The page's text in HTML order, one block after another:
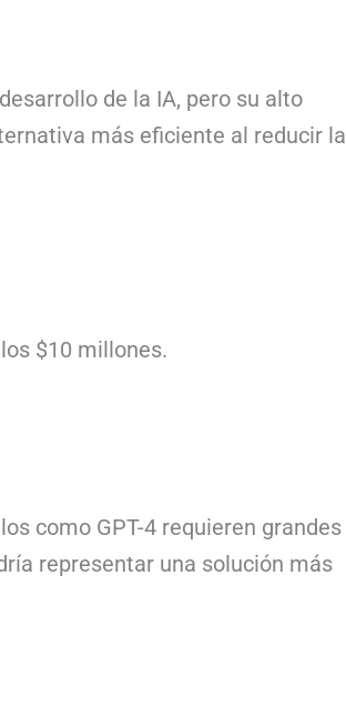
de la IA, pero su alto
más eficiente al reducir la
$10 millones.
como GPT-4 requieren grandes
representar una solución más